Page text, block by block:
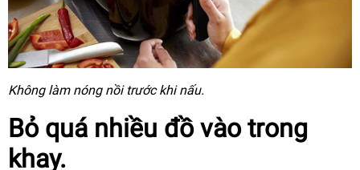
Không làm nóng nồi trước khi nấu.
Bỏ quá nhiều đồ vào trong
khay.